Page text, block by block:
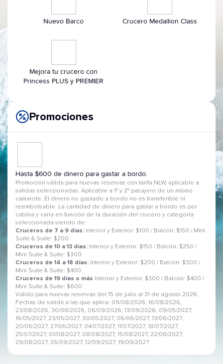
Nuevo Barco Crucero Medallion Class
Mejora tu crucero con
Princess PLUS y PREMIER
Promociones
Hasta $600 de dinero para gastar a bordo.
Promoción válida para nuevas reservas con tarifa NLW, aplicable a
salidas seleccionadas. Aplicable a 1º y 2º pasajero de un mismo
camarote. El dinero no gastado a bordo no es transferible ni
reembolsable. La cantidad de dinero para gastar a bordo es por
cabina y varía en función de la duración del crucero y categoría
seleccionada siendo de:
Cruceros de 7 a 9 días: Interior y Exterior: $100 / Balcón: $150 / Mini
Suite & Suite: $200
Cruceros de 10 a 13 días: Interior y Exterior: $150 / Balcón: $250 /
Mini Suite & Suite: $300
Cruceros de 14 a 18 días: Interior y Exterior: $200 / Balcón: $300 /
Mini Suite & Suite: $400
Cruceros de 19 días o más
Interior y Exterior: $300 / Balcón: $400 /
Mini Suite & Suite: $600
Válido para nuevas reservas del 15 de julio al 31 de agosto 2026.
Fechas de salida a las que aplica: 09/08/2026, 16/08/2026,
23/08/2026, 30/08/2026, 06/09/2026, 13/09/2026, 09/05/2027,
16/05/2027, 23/05/2027, 30/05/2027, 06/06/2027, 13/06/2027,
20/06/2027, 27/06/2027, 04/07/2027, 11/07/2027, 18/07/2027,
25/07/2027, 01/08/2027, 08/08/2027, 15/08/2027, 22/08/2027,
29/08/2027, 05/09/2027, 12/09/2027, 19/09/2027